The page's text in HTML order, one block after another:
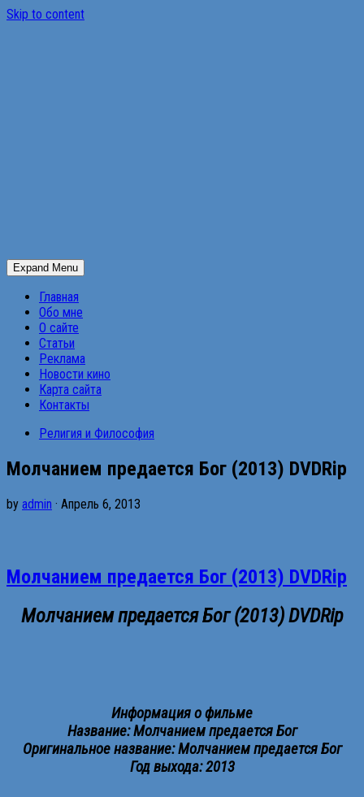
Skip to content
Expand Menu
Главная
Обо мне
О сайте
Статьи
Реклама
Новости кино
Карта сайта
Контакты
Религия и Философия
Молчанием предается Бог (2013) DVDRip
by admin · Апрель 6, 2013
Молчанием предается Бог (2013) DVDRip
Молчанием предается Бог (2013) DVDRip
Информация о фильме
Название: Молчанием предается Бог
Оригинальное название: Молчанием предается Бог
Год выхода: 2013